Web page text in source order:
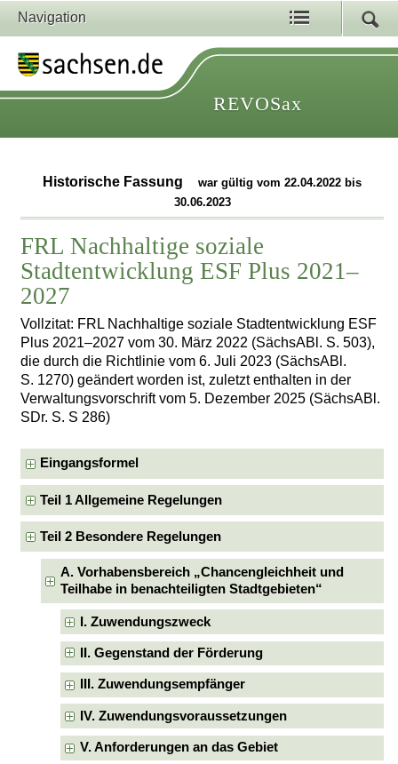
Navigation
REVOSax
Historische Fassung
war gültig vom 22.04.2022 bis
30.06.2023
FRL Nachhaltige soziale
Stadtentwicklung ESF Plus 2021–
2027
Vollzitat: FRL Nachhaltige soziale Stadtentwicklung ESF
Plus 2021–2027 vom 30. März 2022 (SächsABl. S. 503),
die durch die Richtlinie vom 6. Juli 2023 (SächsABl.
S. 1270) geändert worden ist, zuletzt enthalten in der
Verwaltungsvorschrift vom 5. Dezember 2025 (SächsABl.
SDr. S. S 286)
Eingangsformel
Teil 1 Allgemeine Regelungen
Teil 2 Besondere Regelungen
A. Vorhabensbereich „Chancengleichheit und
Teilhabe in benachteiligten Stadtgebieten“
I. Zuwendungszweck
II. Gegenstand der Förderung
III. Zuwendungsempfänger
IV. Zuwendungsvoraussetzungen
V. Anforderungen an das Gebiet